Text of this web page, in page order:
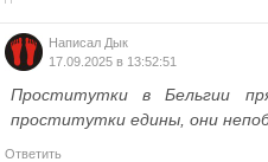
Написал Дык
17.09.2025 в 13:52:51
Проститутки в Бельгии
проститутки едины, они
Ответить